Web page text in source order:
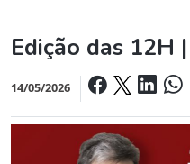
Edição das 12H
14/05/2026